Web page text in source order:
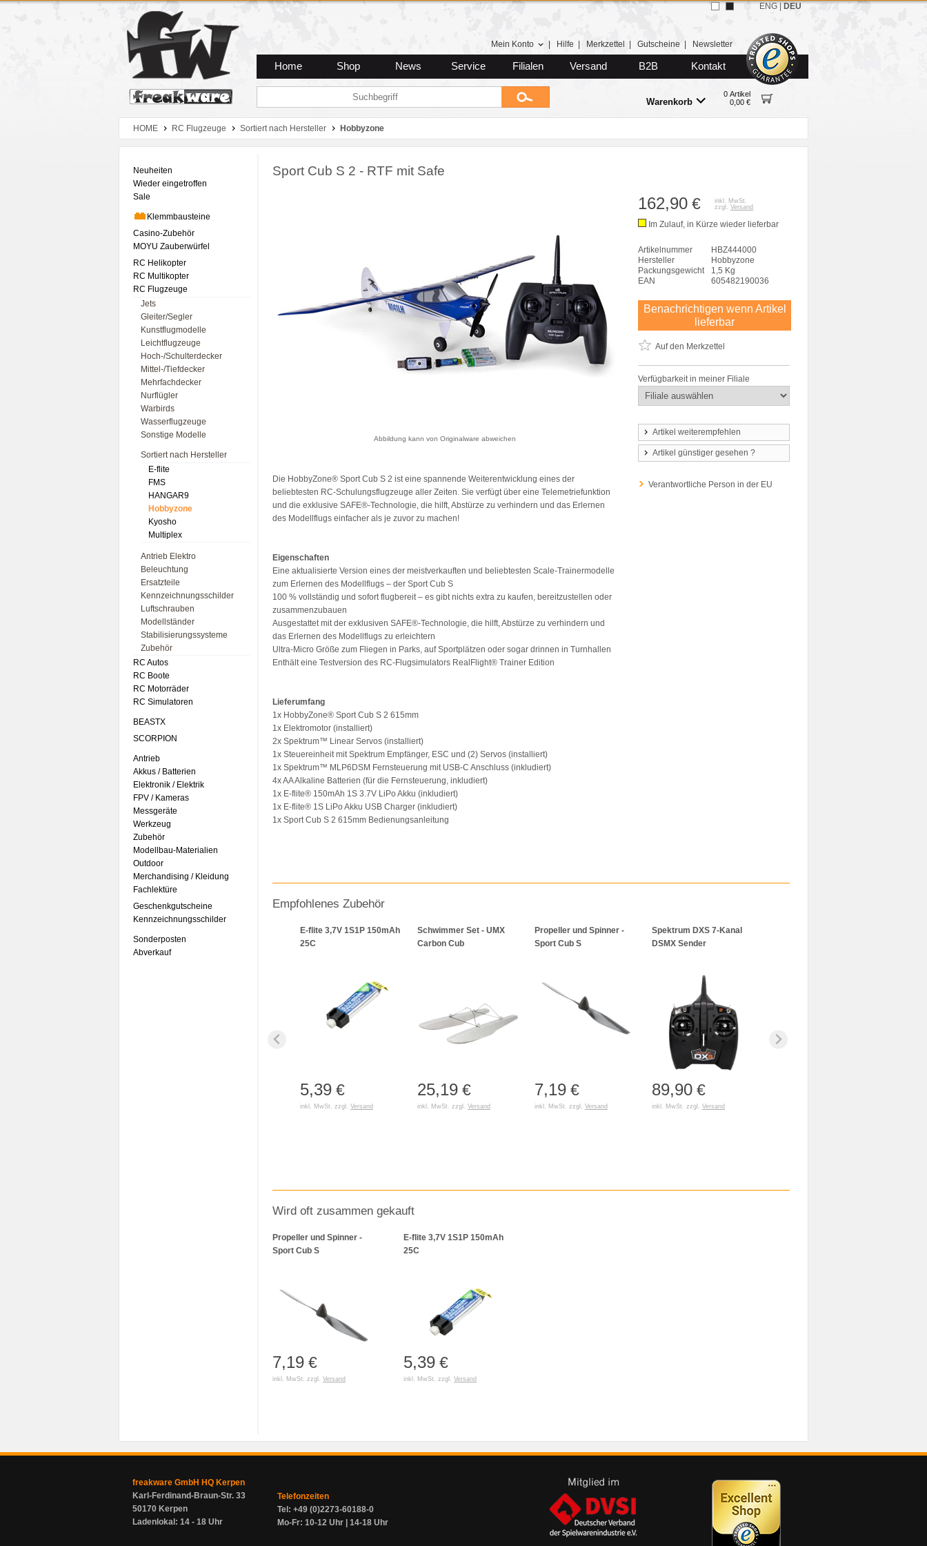
Zum Hauptmenue
Zum Seiteninhalt
Zum Warenkob
Mein Konto Hilfe Merkzettel Gutscheine Newsletter
Home Shop News Service Filialen Versand B2B Kontakt
Warenkorb
0 Artikel
0,00 €
ENG DEU
HOME RC Flugzeuge Sortiert nach Hersteller Hobbyzone
Neuheiten
Wieder eingetroffen
Sale
Klemmbausteine
Casino-Zubehör
MOYU Zauberwürfel
RC Helikopter
RC Multikopter
RC Flugzeuge
Jets
Gleiter/Segler
Kunstflugmodelle
Leichtflugzeuge
Hoch-/Schulterdecker
Mittel-/Tiefdecker
Mehrfachdecker
Nurflügler
Warbirds
Wasserflugzeuge
Sonstige Modelle
Sortiert nach Hersteller
E-flite
FMS
HANGAR9
Hobbyzone
Kyosho
Multiplex
Antrieb Elektro
Beleuchtung
Ersatzteile
Kennzeichnungsschilder
Luftschrauben
Modellständer
Stabilisierungssysteme
Zubehör
RC Autos
RC Boote
RC Motorräder
RC Simulatoren
BEASTX
SCORPION
Antrieb
Akkus / Batterien
Elektronik / Elektrik
FPV / Kameras
Messgeräte
Werkzeug
Zubehör
Modellbau-Materialien
Outdoor
Merchandising / Kleidung
Fachlektüre
Geschenkgutscheine
Kennzeichnungsschilder
Sonderposten
Abverkauf
Sport Cub S 2 - RTF mit Safe
Abbildung kann von Originalware abweichen
Die HobbyZone® Sport Cub S 2 ist eine spannende Weiterentwicklung eines der
beliebtesten RC-Schulungsflugzeuge aller Zeiten. Sie verfügt über eine Telemetriefunktion
und die exklusive SAFE®-Technologie, die hilft, Abstürze zu verhindern und das Erlernen
des Modellflugs einfacher als je zuvor zu machen!
Eigenschaften
Eine aktualisierte Version eines der meistverkauften und beliebtesten Scale-Trainermodelle
zum Erlernen des Modellflugs – der Sport Cub S
100 % vollständig und sofort flugbereit – es gibt nichts extra zu kaufen, bereitzustellen oder
zusammenzubauen
Ausgestattet mit der exklusiven SAFE®-Technologie, die hilft, Abstürze zu verhindern und
das Erlernen des Modellflugs zu erleichtern
Ultra-Micro Größe zum Fliegen in Parks, auf Sportplätzen oder sogar drinnen in Turnhallen
Enthält eine Testversion des RC-Flugsimulators RealFlight® Trainer Edition
Lieferumfang
1x HobbyZone® Sport Cub S 2 615mm
1x Elektromotor (installiert)
2x Spektrum™ Linear Servos (installiert)
1x Steuereinheit mit Spektrum Empfänger, ESC und (2) Servos (installiert)
1x Spektrum™ MLP6DSM Fernsteuerung mit USB-C Anschluss (inkludiert)
4x AA Alkaline Batterien (für die Fernsteuerung, inkludiert)
1x E-flite® 150mAh 1S 3.7V LiPo Akku (inkludiert)
1x E-flite® 1S LiPo Akku USB Charger (inkludiert)
1x Sport Cub S 2 615mm Bedienungsanleitung
162,90 €
inkl. MwSt.
zzgl. Versand
Im Zulauf, in Kürze wieder lieferbar
Artikelnummer
HBZ444000
Hersteller
Hobbyzone
Packungsgewicht
1,5 Kg
EAN
605482190036
Benachrichtigen wenn Artikel
lieferbar
Auf den Merkzettel
Verfügbarkeit in meiner Filiale
Artikel weiterempfehlen
Artikel günstiger gesehen ?
Verantwortliche Person in der EU
Empfohlenes Zubehör
E-flite 3,7V 1S1P 150mAh
25C
5,39 €
inkl. MwSt. zzgl. Versand
Schwimmer Set - UMX
Carbon Cub
25,19 €
inkl. MwSt. zzgl. Versand
Propeller und Spinner -
Sport Cub S
7,19 €
inkl. MwSt. zzgl. Versand
Spektrum DXS 7-Kanal
DSMX Sender
89,90 €
inkl. MwSt. zzgl. Versand
Wird oft zusammen gekauft
Propeller und Spinner -
Sport Cub S
7,19 €
inkl. MwSt. zzgl. Versand
E-flite 3,7V 1S1P 150mAh
25C
5,39 €
inkl. MwSt. zzgl. Versand
freakware GmbH HQ Kerpen
Karl-Ferdinand-Braun-Str. 33
50170 Kerpen
Ladenlokal: 14 - 18 Uhr
Telefonzeiten
Tel: +49 (0)2273-60188-0
Mo-Fr: 10-12 Uhr | 14-18 Uhr